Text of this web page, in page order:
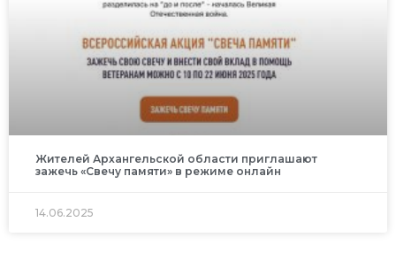
Жителей Архангельской области приглашают
зажечь «Свечу памяти» в режиме онлайн
14.06.2025